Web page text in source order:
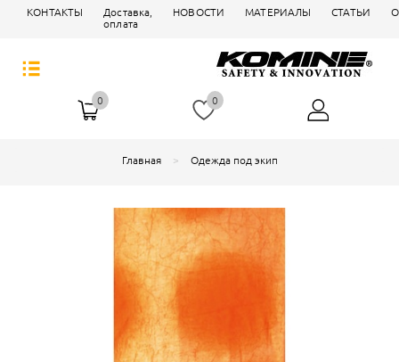
КОНТАКТЫ
Доставка,
оплата
НОВОСТИ МАТЕРИАЛЫ СТАТЬИ
0 0
Главная Одежда под экип